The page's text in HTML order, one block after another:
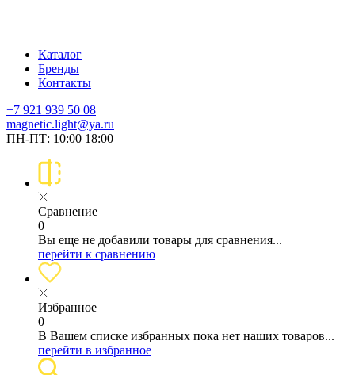
Каталог
Бренды
Контакты
+7 921 939 50 08
magnetic.light@ya.ru
ПН-ПТ: 10:00 18:00
Сравнение
0
Вы еще не добавили товары для сравнения...
перейти к сравнению
Избранное
0
В Вашем списке избранных пока нет наших товаров...
перейти в избранное